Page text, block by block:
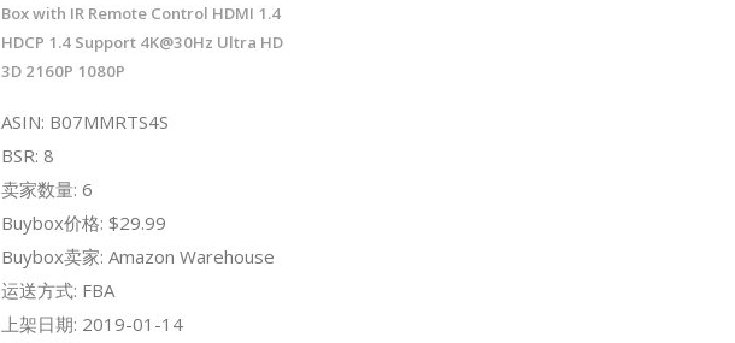
Box with IR Remote Control HDMI 1.4
HDCP 1.4 Support 4K@30Hz Ultra HD
3D 2160P 1080P
ASIN: B07MMRTS4S
BSR: 8
卖家数量: 6
Buybox价格: $29.99
Buybox卖家: Amazon Warehouse
运送方式: FBA
上架日期: 2019-01-14